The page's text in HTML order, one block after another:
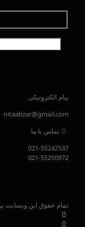
پیام الکترونیکی
nitaabzar@gmail.com
تماس با ما
021-55242537
021-55250972
تمام حقوق این وبسایت